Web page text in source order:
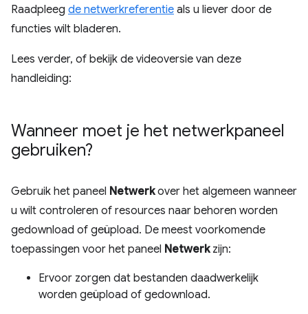
Raadpleeg de netwerkreferentie als u liever door de
functies wilt bladeren.
Lees verder, of bekijk de videoversie van deze
handleiding:
Wanneer moet je het netwerkpaneel
gebruiken?
Gebruik het paneel Netwerkover het algemeen wanneer
u wilt controleren of resources naar behoren worden
gedownload of geüpload. De meest voorkomende
toepassingen voor het paneel Netwerkzijn:
Ervoor zorgen dat bestanden daadwerkelijk
worden geüpload of gedownload.